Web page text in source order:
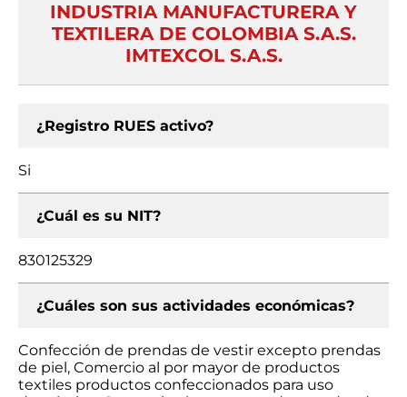
INDUSTRIA MANUFACTURERA Y
TEXTILERA DE COLOMBIA S.A.S.
IMTEXCOL S.A.S.
¿Registro RUES activo?
Si
¿Cuál es su NIT?
830125329
¿Cuáles son sus actividades económicas?
Confección de prendas de vestir excepto prendas
de piel, Comercio al por mayor de productos
textiles productos confeccionados para uso